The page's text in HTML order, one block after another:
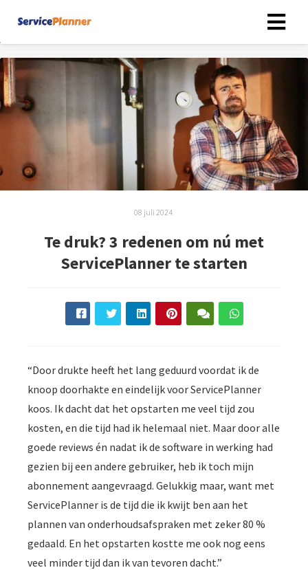
08 juli 2024
Te druk? 3 redenen om nú met
ServicePlanner te starten
“Door drukte heeft het lang geduurd voordat ik de
knoop doorhakte en eindelijk voor ServicePlanner
koos. Ik dacht dat het opstarten me veel tijd zou
kosten, en die tijd had ik helemaal niet. Maar door alle
goede reviews én nadat ik de software in werking had
gezien bij een andere gebruiker, heb ik toch mijn
abonnement aangevraagd. Gelukkig maar, want met
ServicePlanner is de tijd die ik kwijt ben aan het
plannen van onderhoudsafspraken met zeker 80 %
gedaald. En het opstarten kostte me ook nog eens
veel minder tijd dan ik van tevoren dacht.”